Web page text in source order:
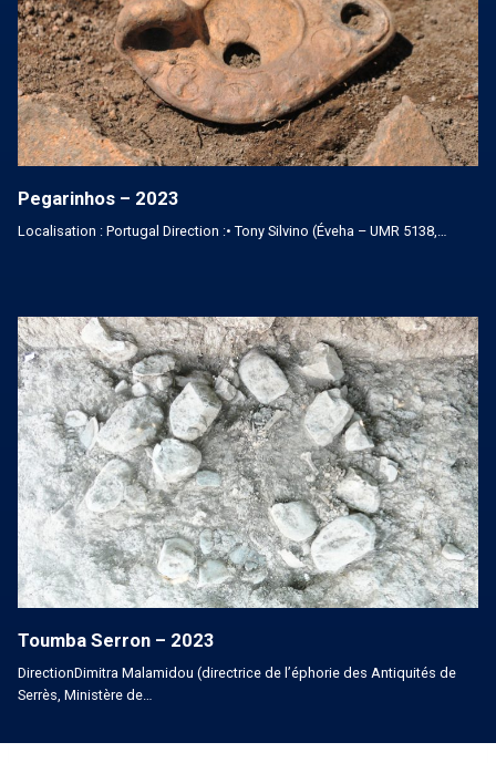
Pegarinhos – 2023
Localisation : Portugal Direction :• Tony Silvino (Éveha – UMR 5138,…
Toumba Serron – 2023
DirectionDimitra Malamidou (directrice de l’éphorie des Antiquités de
Serrès, Ministère de…